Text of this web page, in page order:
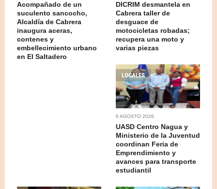
Acompañado de un
suculento sancocho,
Alcaldía de Cabrera
inaugura aceras,
contenes y
embellecimiento urbano
en El Saltadero
DICRIM desmantela en
Cabrera taller de
desguace de
motocicletas robadas;
recupera una moto y
varias piezas
LOCALES
6 AGOSTO 2026
UASD Centro Nagua y
Ministerio de la Juventud
coordinan Feria de
Emprendimiento y
avances para transporte
estudiantil